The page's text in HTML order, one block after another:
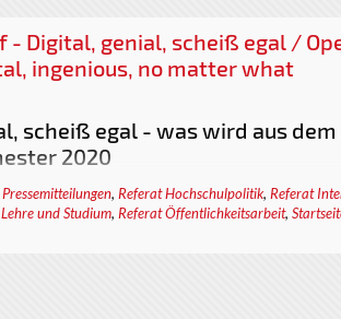
Zusätzlich werden wir sehr häufig zugespielte
- Digital, genial, scheiß egal /
ingenious, no matter what
Pressemitteilungen, Referat Hochschulpolitik, Referat
und Studium, Referat Öffentlichkeitsarbeit,
scheiß egal - was wird aus dem
2020
Professor_innen, Mitarbeiter_innen der TU
Liebe Mitglieder des Rektorates,